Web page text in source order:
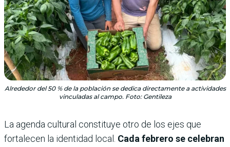
Alrededor del 50 % de la población se dedica directamente a actividades
vinculadas al campo. Foto: Gentileza
La agenda cultural constituye otro de los ejes que
fortalecen la identidad local. Cada febrero se celebran